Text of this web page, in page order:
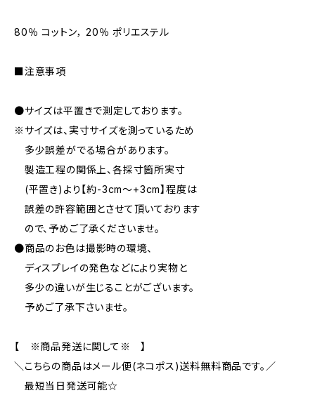
80％ コットン， 20％ ポリエステル
■注意事項
●サイズは平置きで測定しております。
※サイズは、実寸サイズを測っているため
多少誤差がでる場合があります。
製造工程の関係上、各採寸箇所実寸
(平置き)より【約-3cm〜+3cm】程度は
誤差の許容範囲とさせて頂いております
ので、予めご了承くださいませ。
●商品のお色は撮影時の環境、
ディスプレイの発色などにより実物と
多少の違いが生じることがございます。
予めご了承下さいませ。
【 ※商品発送に関して※ 】
＼こちらの商品はメール便(ネコポス)送料無料商品です。／
最短当日発送可能☆